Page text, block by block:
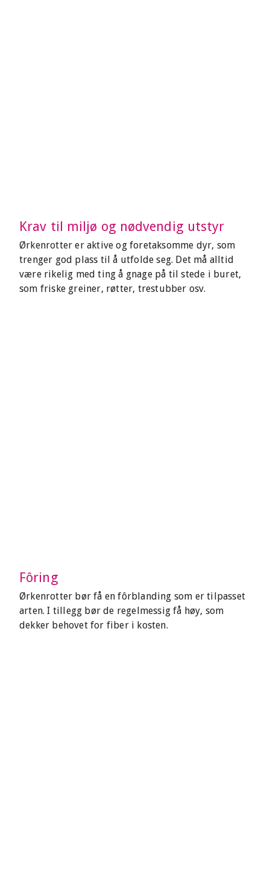
Krav til miljø og nødvendig utstyr
Ørkenrotter er aktive og foretaksomme dyr, som
trenger god plass til å utfolde seg. Det må alltid
være rikelig med ting å gnage på til stede i buret,
som friske greiner, røtter, trestubber osv.
Fôring
Ørkenrotter bør få en fôrblanding som er tilpasset
arten. I tillegg bør de regelmessig få høy, som
dekker behovet for fiber i kosten.